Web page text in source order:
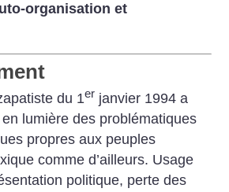
organisation et
du 1er janvier 1994 a
lumière des problématiques
propres aux peuples
comme d’ailleurs. Usage
politique, perte des